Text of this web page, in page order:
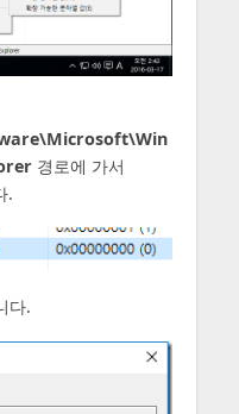
경로에 가서
.
다.